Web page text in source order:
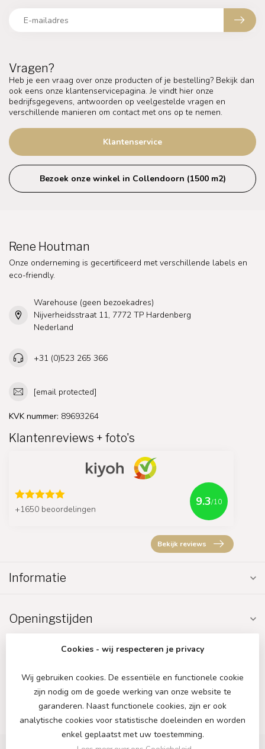
Vragen?
Heb je een vraag over onze producten of je bestelling? Bekijk dan
ook eens onze klantenservicepagina. Je vindt hier onze
bedrijfsgegevens, antwoorden op veelgestelde vragen en
verschillende manieren om contact met ons op te nemen.
Klantenservice
Bezoek onze winkel in Collendoorn (1500 m2)
Rene Houtman
Onze onderneming is gecertificeerd met verschillende labels en
eco-friendly.
Warehouse (geen bezoekadres)
Nijverheidsstraat 11, 7772 TP Hardenberg
Nederland
+31 (0)523 265 366
[email protected]
KVK nummer: 89693264
Klantenreviews + foto's
+1650 beoordelingen
9.3/10
Bekijk reviews
Informatie
Openingstijden
Cookies - wij respecteren je privacy
Wij gebruiken cookies. De essentiële en functionele cookie
zijn nodig om de goede werking van onze website te
garanderen. Naast functionele cookies, zijn er ook
analytische cookies voor statistische doeleinden en worden
enkel geplaatst met uw toestemming.